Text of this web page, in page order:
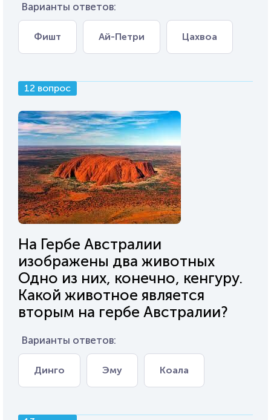
Варианты ответов:
Фишт Ай-Петри Цахвоа
12 вопрос
На Гербе Австралии
изображены два животных
Одно из них, конечно, кенгуру.
Какой животное является
вторым на гербе Австралии?
Варианты ответов:
Динго Эму Коала